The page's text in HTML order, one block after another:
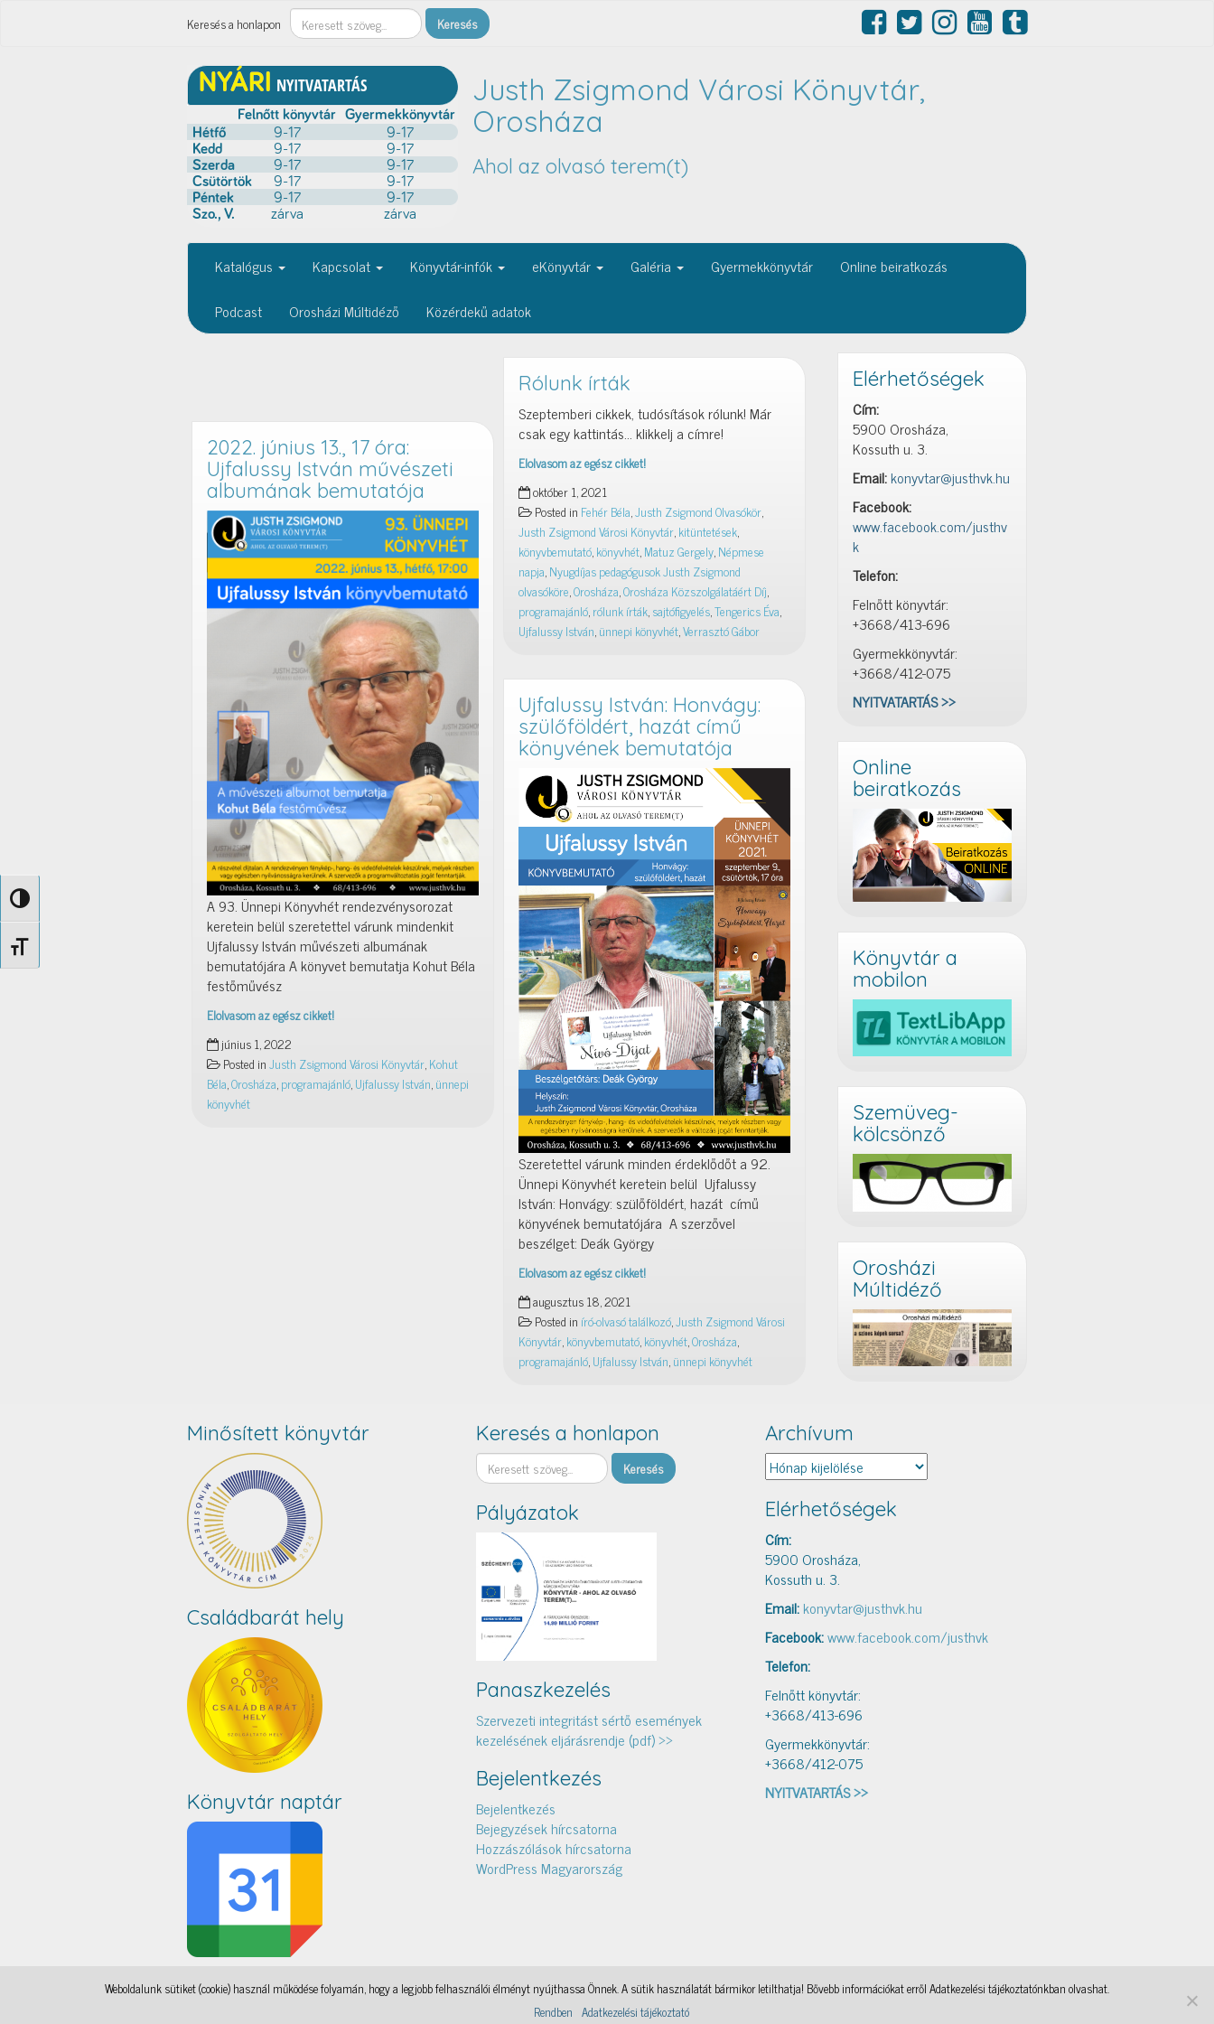
Nagy kontraszt váltása
Betűméret váltása
Keresés a honlapon Keresés
Justh Zsigmond Városi Könyvtár,
Orosháza
Ahol az olvasó terem(t)
Katalógus Kapcsolat Könyvtár-infók eKönyvtár Galéria Gyermekkönyvtár
Online beiratkozás
Podcast
Orosházi Múltidéző Közérdekű adatok
2022. június 13., 17 óra:
Ujfalussy István művészeti
albumának bemutatója
A 93. Ünnepi Könyvhét rendezvénysorozat
keretein belül szeretettel várunk mindenkit
Ujfalussy István művészeti albumának
bemutatójára A könyvet bemutatja Kohut Béla
festőművész
Elolvasom az egész cikket!
2022.
június
13.,
17
óra:
június 1, 2022
Posted inJusth Zsigmond Városi Könyvtár,Kohut
Béla,Orosháza,programajánló,Ujfalussy István,ünnepi
könyvhét
Rólunk írták
Szeptemberi cikkek, tudósítások rólunk! Már
csak egy kattintás… klikkelj a címre!
Elolvasom az egész cikket!
Rólunk
írtákoktóber 1, 2021
Posted in Fehér Béla,Justh Zsigmond Olvasókör,
Justh Zsigmond Városi Könyvtár,kitüntetések,
könyvbemutató,könyvhét,Matuz Gergely,Népmese
napja,Nyugdíjas pedagógusok Justh Zsigmond
olvasóköre,Orosháza,Orosháza Közszolgálatáért Díj,
programajánló,rólunk írták,sajtófigyelés,Tengerics Éva,
Ujfalussy István,ünnepi könyvhét,Verrasztó Gábor
Ujfalussy István: Honvágy:
szülőföldért, hazát című
könyvének bemutatója
Szeretettel várunk minden érdeklődőt a 92.
Ünnepi Könyvhét keretein belül Ujfalussy
István: Honvágy: szülőföldért, hazát című
könyvének bemutatójára A szerzővel
beszélget: Deák György
Elolvasom az egész cikket!
Ujfalussy
István:
Honvágy:
szülőföldért,
hazát
bemutatója
augusztus 18, 2021
Posted in író-olvasó találkozó,Justh Zsigmond Városi
Könyvtár,könyvbemutató,könyvhét,Orosháza,
programajánló,Ujfalussy István,ünnepi könyvhét
Elérhetőségek
Cím:
5900 Orosháza,
Kossuth u. 3.
Email:konyvtar@justhvk.hu
Facebook:
www.facebook.com/justhv
k
Telefon:
Felnőtt könyvtár:
+3668/413-696
Gyermekkönyvtár:
+3668/412-075
NYITVATARTÁS >>
Online
beiratkozás
Könyvtár a
mobilon
Szemüveg-
kölcsönző
Orosházi
Múltidéző
Minősített könyvtár
Családbarát hely
Könyvtár naptár
Keresés a honlapon
Keresés
Pályázatok
Panaszkezelés
Szervezeti integritást sértő események
kezelésének eljárásrendje (pdf) >>
Bejelentkezés
Bejelentkezés
Bejegyzések hírcsatorna
Hozzászólások hírcsatorna
WordPress Magyarország
Archívum
Archívum
Elérhetőségek
Cím:
5900 Orosháza,
Kossuth u. 3.
Email:konyvtar@justhvk.hu
Facebook:www.facebook.com/justhvk
Telefon:
Felnőtt könyvtár:
+3668/413-696
Gyermekkönyvtár:
+3668/412-075
NYITVATARTÁS >>
IAMSocial, a WordPress Theme by@aicragellebasi Könyvtári levelezés, a WordPress Theme by@aicragellebasiNyomtató, a WordPress Theme by@aicragellebasiOKKA, a WordPress Theme by@aicragellebasi
Weboldalunk sütiket (cookie) használ működése folyamán, hogy a legjobb felhasználói élményt nyújthassa Önnek. A sütik használatát bármikor letilthatja! Bővebb információkat erről Adatkezelési tájékoztatónkban olvashat.
Rendben Adatkezelési tájékoztató